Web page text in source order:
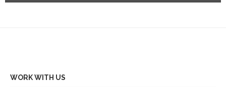
WORK WITH US